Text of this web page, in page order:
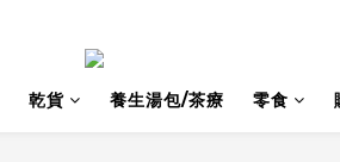
乾貨 養生湯包/茶療 零食